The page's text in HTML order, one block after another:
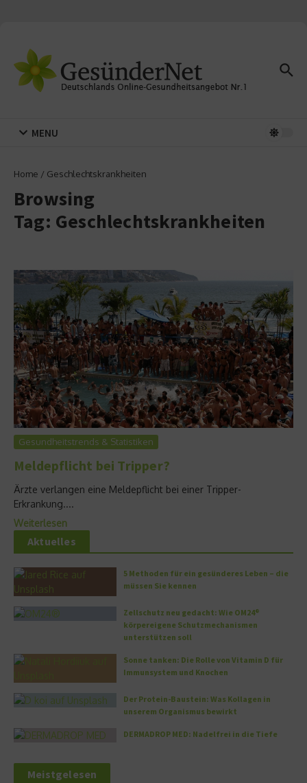
MENU
Home / Geschlechtskrankheiten
Browsing
Tag: Geschlechtskrankheiten
Gesundheitstrends & Statistiken
Meldepflicht bei Tripper?
Ärzte verlangen eine Meldepflicht bei einer Tripper-
Erkrankung....
Weiterlesen
Aktuelles
5 Methoden für ein gesünderes Leben – die
müssen Sie kennen
Zellschutz neu gedacht: Wie OM24®
körpereigene Schutzmechanismen
unterstützen soll
Sonne tanken: Die Rolle von Vitamin D für
Immunsystem und Knochen
Der Protein-Baustein: Was Kollagen in
unserem Organismus bewirkt
DERMADROP MED: Nadelfrei in die Tiefe
Meistgelesen